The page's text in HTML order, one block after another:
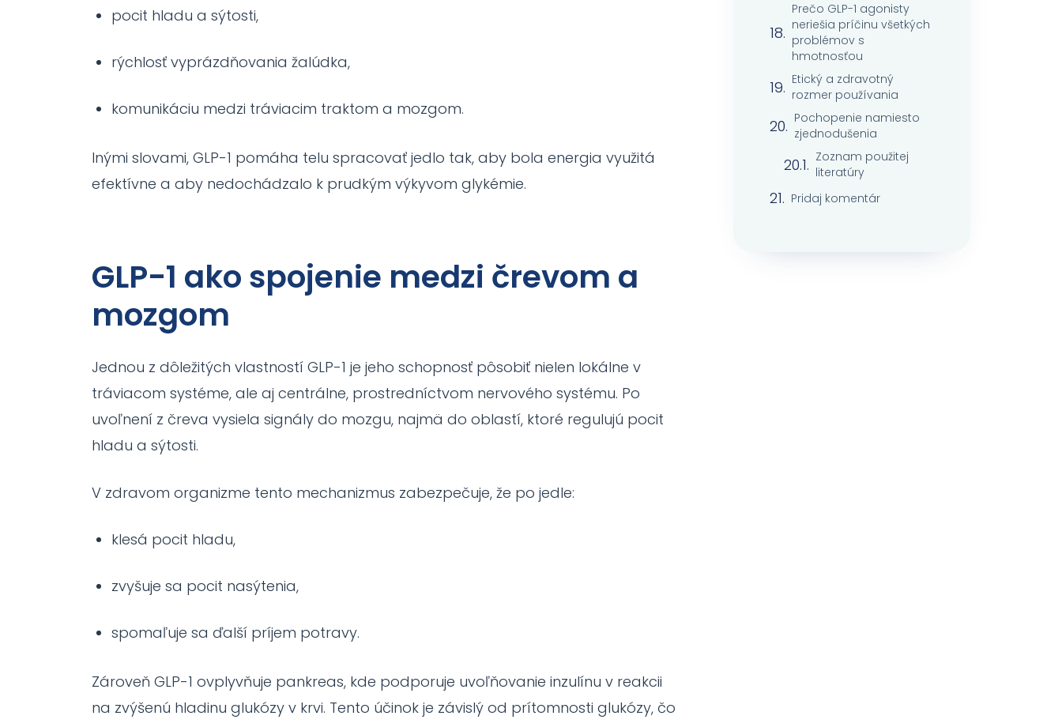
pocit hladu a sýtosti,
rýchlosť vyprázdňovania žalúdka,
komunikáciu medzi tráviacim traktom a mozgom.
Inými slovami, GLP-1 pomáha telu spracovať jedlo tak, aby bola energia využitá
efektívne a aby nedochádzalo k prudkým výkyvom glykémie.
GLP-1 ako spojenie medzi črevom a
mozgom
Jednou z dôležitých vlastností GLP-1 je jeho schopnosť pôsobiť nielen lokálne v
tráviacom systéme, ale aj centrálne, prostredníctvom nervového systému. Po
uvoľnení z čreva vysiela signály do mozgu, najmä do oblastí, ktoré regulujú pocit
hladu a sýtosti.
V zdravom organizme tento mechanizmus zabezpečuje, že po jedle:
klesá pocit hladu,
zvyšuje sa pocit nasýtenia,
spomaľuje sa ďalší príjem potravy.
Zároveň GLP-1 ovplyvňuje pankreas, kde podporuje uvoľňovanie inzulínu v reakcii
na zvýšenú hladinu glukózy v krvi. Tento účinok je závislý od prítomnosti glukózy, čo
Prečo GLP-1 agonisty
neriešia príčinu všetkých
problémov s
hmotnosťou
Etický a zdravotný
rozmer používania
Pochopenie namiesto
zjednodušenia
Zoznam použitej
literatúry
Pridaj komentár